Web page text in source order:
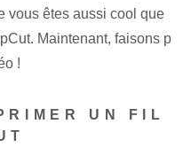
vous êtes aussi cool que
Maintenant, faisons p
!
UN FIL